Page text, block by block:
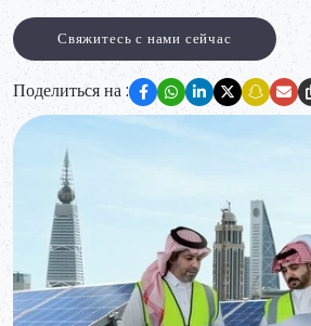
Свяжитесь с нами сейчас
Поделиться на :